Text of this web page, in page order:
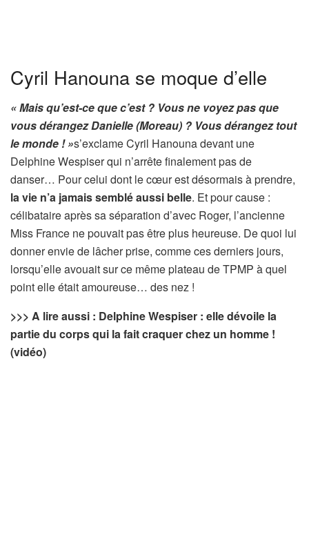
Cyril Hanouna se moque d’elle
« Mais qu’est-ce que c’est ? Vous ne voyez pas que
vous dérangez Danielle (Moreau) ? Vous dérangez tout
le monde ! »s’exclame Cyril Hanouna devant une
Delphine Wespiser qui n’arrête finalement pas de
danser… Pour celui dont le cœur est désormais à prendre,
la vie n’a jamais semblé aussi belle. Et pour cause :
célibataire après sa séparation d’avec Roger, l’ancienne
Miss France ne pouvait pas être plus heureuse. De quoi lui
donner envie de lâcher prise, comme ces derniers jours,
lorsqu’elle avouait sur ce même plateau de TPMP à quel
point elle était amoureuse… des nez !
>>> A lire aussi : Delphine Wespiser : elle dévoile la
partie du corps qui la fait craquer chez un homme !
(vidéo)